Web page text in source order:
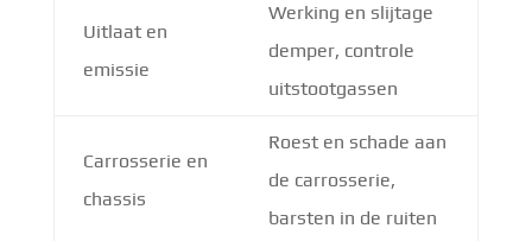
Uitlaat en
emissie
Werking en slijtage
demper, controle
uitstootgassen
Carrosserie en
chassis
Roest en schade aan
de carrosserie,
barsten in de ruiten